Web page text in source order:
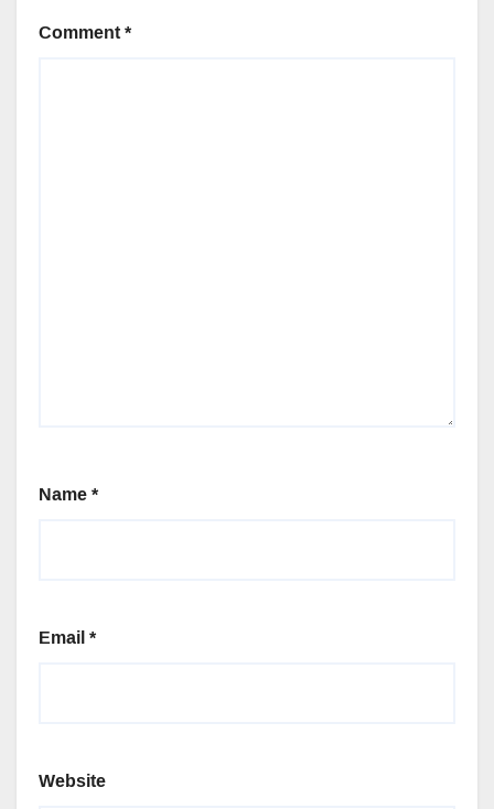
Comment*
Name*
Email*
Website